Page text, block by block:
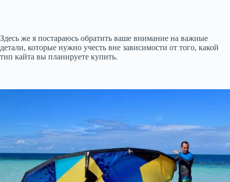
Здесь же я постараюсь обратить ваше внимание на важные
детали, которые нужно учесть вне зависимости от того, какой
тип кайта вы планируете купить.